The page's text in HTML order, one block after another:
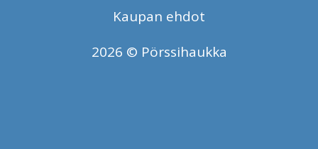
Kaupan ehdot
2026 © Pörssihaukka